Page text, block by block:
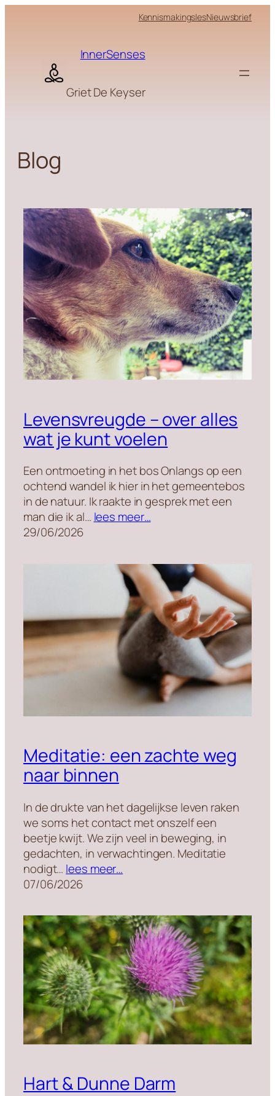
KennismakingslesNieuwsbrief
InnerSenses
Griet De Keyser
Blog
Levensvreugde – over alles
wat je kunt voelen
Een ontmoeting in het bos Onlangs op een
ochtend wandel ik hier in het gemeentebos
in de natuur. Ik raakte in gesprek met een
man die ik al… lees meer…
29/06/2026
Meditatie: een zachte weg
naar binnen
In de drukte van het dagelijkse leven raken
we soms het contact met onszelf een
beetje kwijt. We zijn veel in beweging, in
gedachten, in verwachtingen. Meditatie
nodigt… lees meer…
07/06/2026
Hart & Dunne Darm